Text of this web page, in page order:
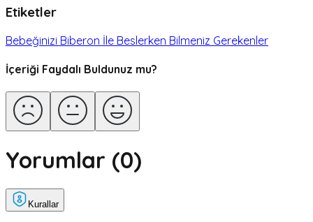
Etiketler
Bebeğinizi Biberon İle Beslerken Bilmeniz Gerekenler
İçeriği Faydalı Buldunuz mu?
Yorumlar (0)
Kurallar